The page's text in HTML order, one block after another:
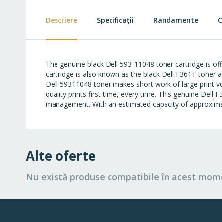
images
Descriere
The genuine black Dell 593-11048 toner cartridge is
cartridge is also known as the black Dell F361T toner
Dell 59311048 toner makes short work of large print
quality prints first time, every time. This genuine Dell
management. With an estimated capacity of
Specificații Randamente
Alte oferte
Nu există produse compatibile în acest